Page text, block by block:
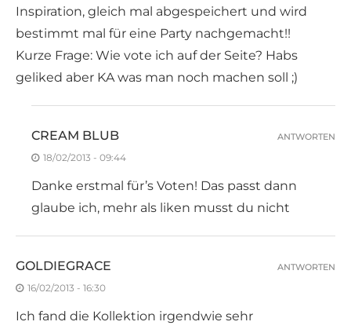
Inspiration, gleich mal abgespeichert und wird
bestimmt mal für eine Party nachgemacht!!
Kurze Frage: Wie vote ich auf der Seite? Habs
geliked aber KA was man noch machen soll ;)
CREAM BLUB
18/02/2013 - 09:44
Danke erstmal für’s Voten! Das passt dann
glaube ich, mehr als liken musst du nicht
ANTWORTEN
GOLDIEGRACE
16/02/2013 - 16:30
Ich fand die Kollektion irgendwie sehr
ANTWORTEN